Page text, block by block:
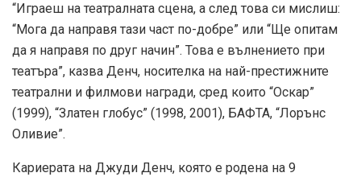
“Играеш на театралната сцена, а след това си мислиш:
“Мога да направя тази част по-добре” или “Ще опитам
да я направя по друг начин”. Това е вълнението при
театъра”, казва Денч, носителка на най-престижните
театрални и филмови награди, сред които “Оскар”
(1999), “Златен глобус” (1998, 2001), БАФТА, “Лорънс
Оливие”.
Кариерата на Джуди Денч, която е родена на 9